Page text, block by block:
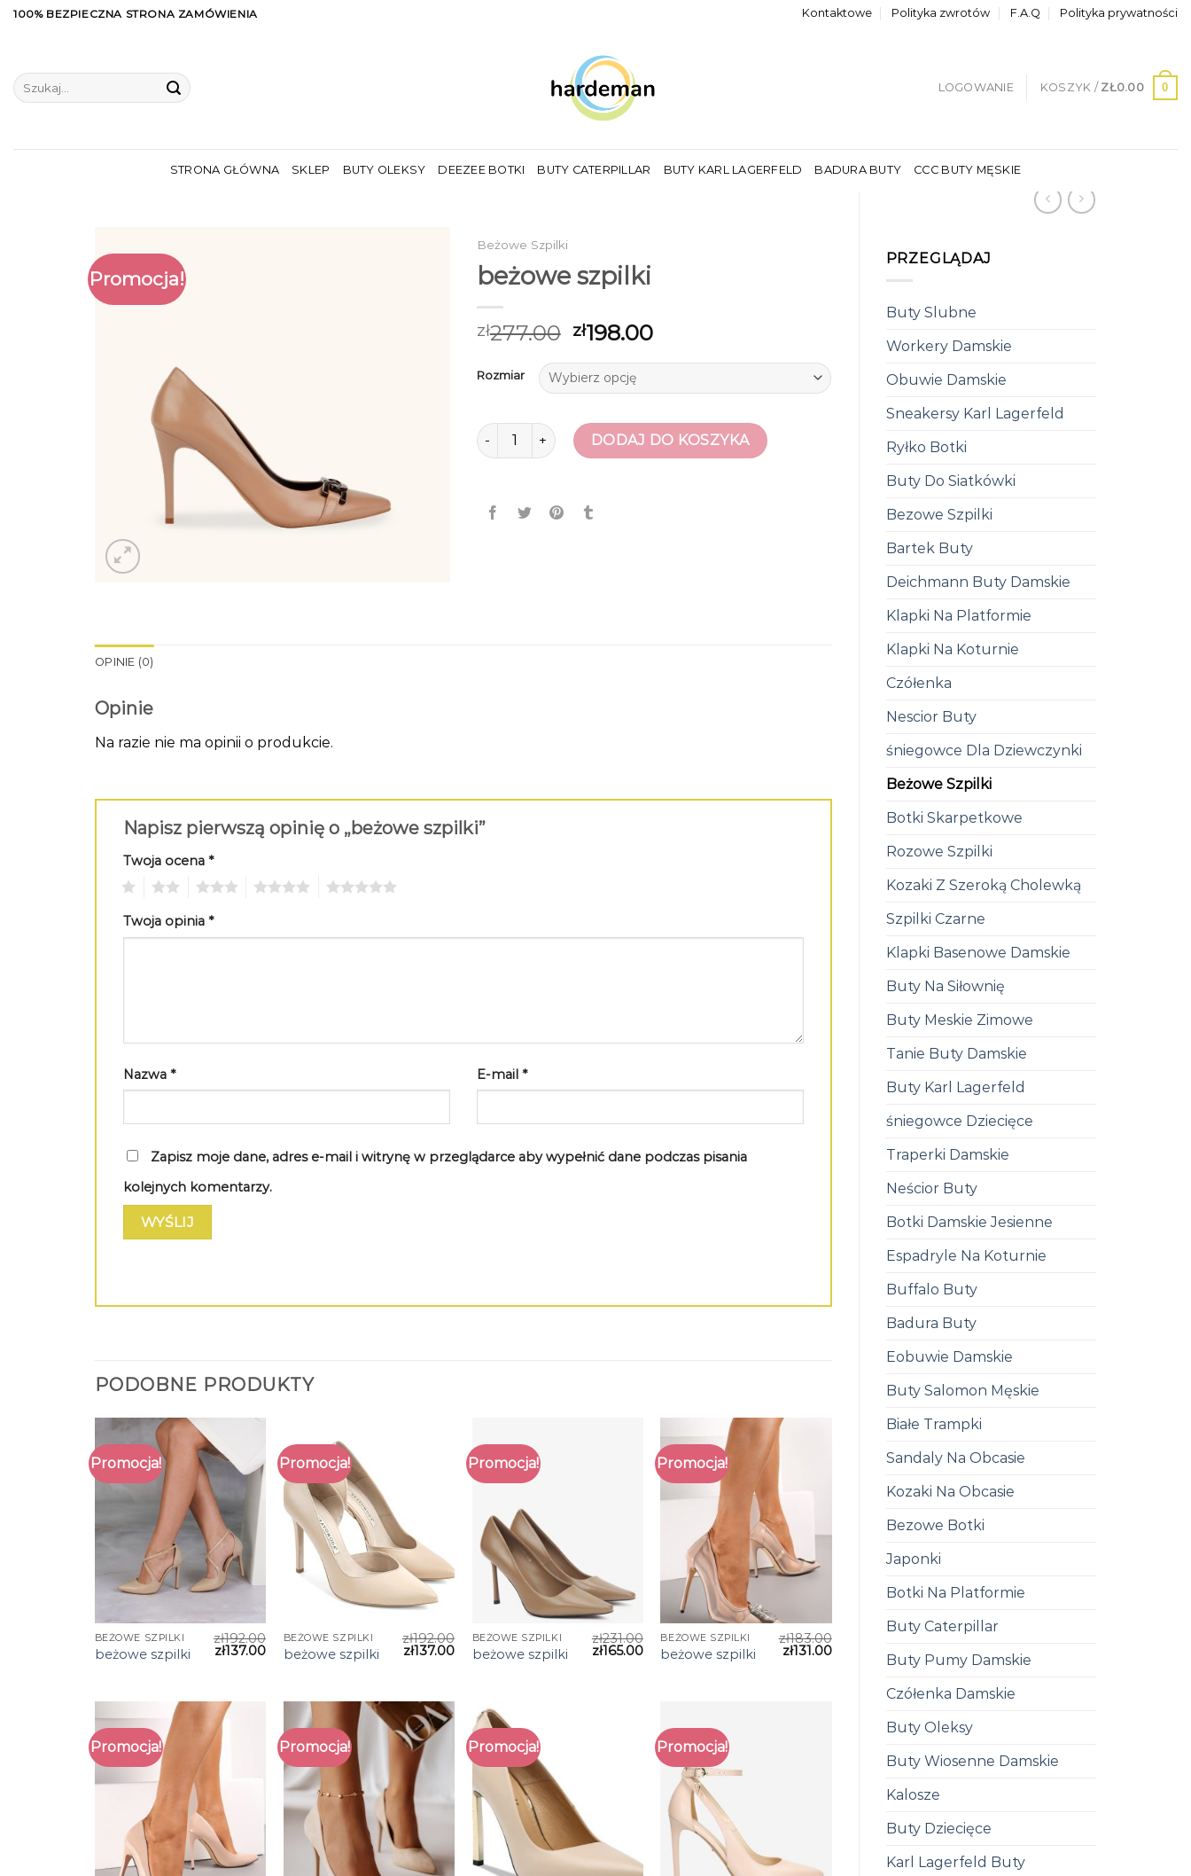
Skip100% BEZPIECZNA STRONA ZAMÓWIENIA Kontaktowe Polityka zwrotów F.A.Q Polityka prywatności
Szukaj:
LOGOWANIE KOSZYK / ZŁ0.00 0
STRONA GŁÓWNA SKLEP BUTY OLEKSY DEEZEE BOTKI BUTY CATERPILLAR BUTY KARL LAGERFELD BADURA BUTY CCC BUTY MĘSKIE
PRZEGLĄDAJ
Buty Slubne
Workery Damskie
Obuwie Damskie
Sneakersy Karl Lagerfeld
Ryłko Botki
Buty Do Siatkówki
Bezowe Szpilki
Bartek Buty
Deichmann Buty Damskie
Klapki Na Platformie
Klapki Na Koturnie
Czółenka
Nescior Buty
śniegowce Dla Dziewczynki
Beżowe Szpilki
Botki Skarpetkowe
Rozowe Szpilki
Kozaki Z Szeroką Cholewką
Szpilki Czarne
Klapki Basenowe Damskie
Buty Na Siłownię
Buty Meskie Zimowe
Tanie Buty Damskie
Buty Karl Lagerfeld
śniegowce Dziecięce
Traperki Damskie
Neścior Buty
Botki Damskie Jesienne
Espadryle Na Koturnie
Buffalo Buty
Badura Buty
Eobuwie Damskie
Buty Salomon Męskie
Białe Trampki
Sandaly Na Obcasie
Kozaki Na Obcasie
Bezowe Botki
Japonki
Botki Na Platformie
Buty Caterpillar
Buty Pumy Damskie
Czółenka Damskie
Buty Oleksy
Buty Wiosenne Damskie
Kalosze
Buty Dziecięce
Karl Lagerfeld Buty
Promocja!
Beżowe Szpilki
beżowe szpilki
zł277.00 zł198.00
Rozmiar
ilość beżowe szpilkiDODAJ DO KOSZYKA
OPINIE (0)
Opinie
Na razie nie ma opinii o produkcie.
Napisz pierwszą opinię o „beżowe szpilki”
Twoja ocena *
Twoja opinia *
Nazwa * E-mail *
Zapisz moje dane, adres e-mail i witrynę w przeglądarce aby wypełnić dane podczas pisania
kolejnych komentarzy.
PODOBNE PRODUKTY
Promocja!
BEŻOWE SZPILKI
beżowe szpilki
zł192.00
zł137.00
Promocja!
BEŻOWE SZPILKI
beżowe szpilki
zł192.00
zł137.00
Promocja!
BEŻOWE SZPILKI
beżowe szpilki
zł231.00
zł165.00
Promocja!
BEŻOWE SZPILKI
beżowe szpilki
zł183.00
zł131.00
Promocja! Promocja! Promocja! Promocja!